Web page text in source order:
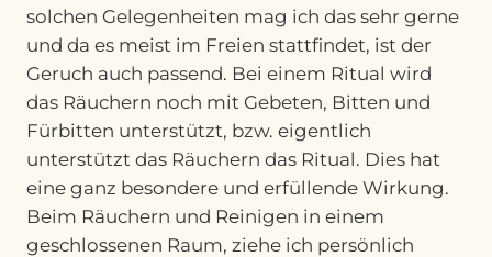
solchen Gelegenheiten mag ich das sehr gerne
und da es meist im Freien stattfindet, ist der
Geruch auch passend. Bei einem Ritual wird
das Räuchern noch mit Gebeten, Bitten und
Fürbitten unterstützt, bzw. eigentlich
unterstützt das Räuchern das Ritual. Dies hat
eine ganz besondere und erfüllende Wirkung.
Beim Räuchern und Reinigen in einem
geschlossenen Raum, ziehe ich persönlich